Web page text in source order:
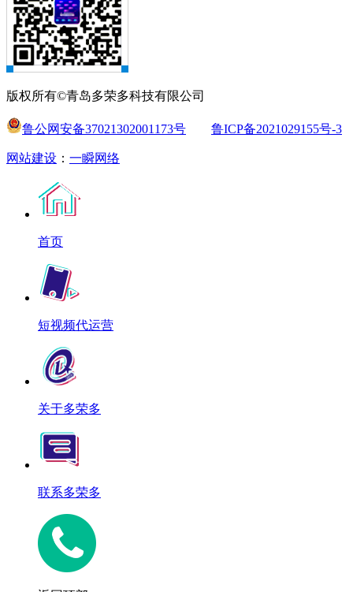
版权所有©青岛多荣多科技有限公司
鲁公网安备37021302001173号 鲁ICP备2021029155号-3
网站建设 ： 一瞬网络
首页
短视频代运营
关于多荣多
联系多荣多